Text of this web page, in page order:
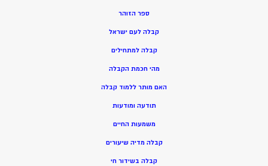
ספר הזוהר
קבלה לעם ישראל
קבלה למתחילים
מהי חכמת הקבלה
האם מותר ללמוד קבלה
תודעה ומודעות
משמעות החיים
קבלה מדיה שיעורים
קבלה בשידור חי